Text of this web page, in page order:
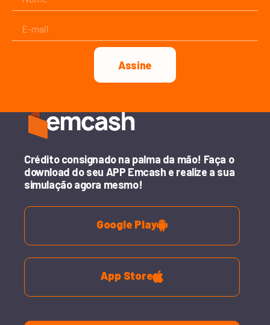
Assine
Crédito consignado na palma da mão! Faça o
download do seu APP Emcash e realize a sua
simulação agora mesmo!
Google Play
App Store